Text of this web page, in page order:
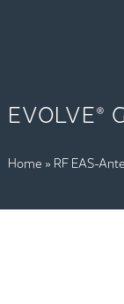
EVOLVE®
Home » RF EAS-